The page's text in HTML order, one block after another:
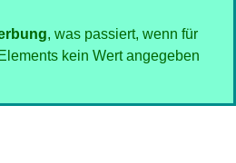
, was passiert, wenn für
kein Wert angegeben